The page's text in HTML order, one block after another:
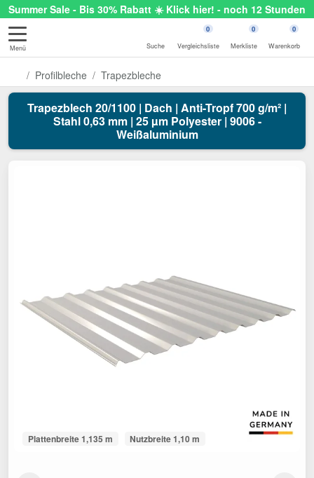
Summer Sale - Bis 30% Rabatt ☀️ Klick hier! - noch 12 Stunden
Menü Suche
0
Vergleichsliste
0
Merkliste
0
Warenkorb
Profilbleche Trapezbleche
Trapezblech 20/1100 | Dach | Anti-Tropf 700 g/m² |
Stahl 0,63 mm | 25 µm Polyester | 9006 -
Weißaluminium
Plattenbreite 1,135 m Nutzbreite 1,10 m